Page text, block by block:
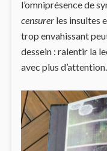
l’omniprésence de
censurerles insultes
trop envahissant
dessein : ralentir la
avec plus d’attention.